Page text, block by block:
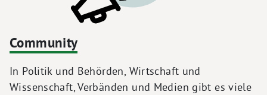
Community
In Politik und Behörden, Wirtschaft und
Wissenschaft, Verbänden und Medien gibt es viele